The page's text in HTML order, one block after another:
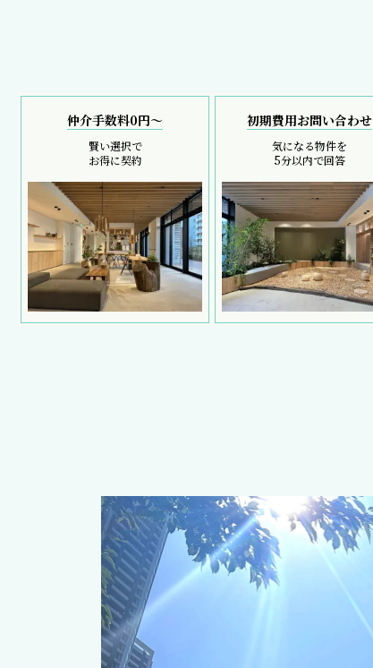
仲介手数料0円～
賢い選択で
お得に契約
初期費用お問い合わせ
気になる物件を
5分以内で回答